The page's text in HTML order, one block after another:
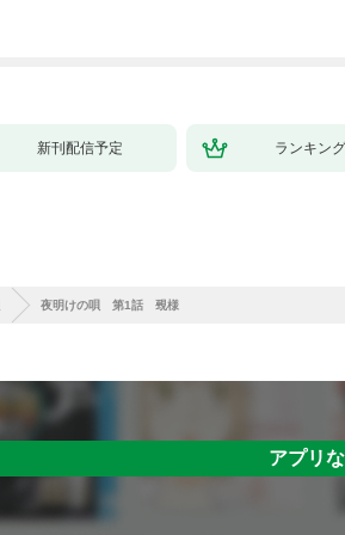
新刊配信予定 ランキング
夜明けの唄 第1話 覡様
アプリ